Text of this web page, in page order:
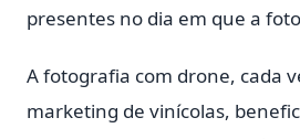
presentes no dia em que a
A fotografia com drone, cada
marketing de vinícolas,